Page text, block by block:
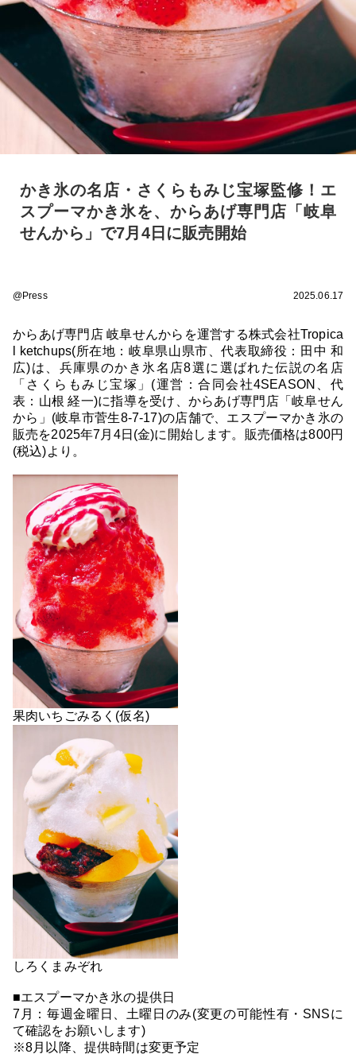
かき氷の名店・さくらもみじ宝塚監修！エ
スプーマかき氷を、からあげ専門店「岐阜
せんから」で7月4日に販売開始
@Press 2025.06.17
からあげ専門店 岐阜せんからを運営する株式会社Tropica
l ketchups(所在地：岐阜県山県市、代表取締役：田中 和
広)は、兵庫県のかき氷名店8選に選ばれた伝説の名店
「さくらもみじ宝塚」(運営：合同会社4SEASON、代
表：山根 経一)に指導を受け、からあげ専門店「岐阜せん
から」(岐阜市菅生8-7-17)の店舗で、エスプーマかき氷の
販売を2025年7月4日(金)に開始します。販売価格は800円
(税込)より。
果肉いちごみるく(仮名)
しろくまみぞれ
■エスプーマかき氷の提供日
7月：毎週金曜日、土曜日のみ(変更の可能性有・SNSに
て確認をお願いします)
※8月以降、提供時間は変更予定